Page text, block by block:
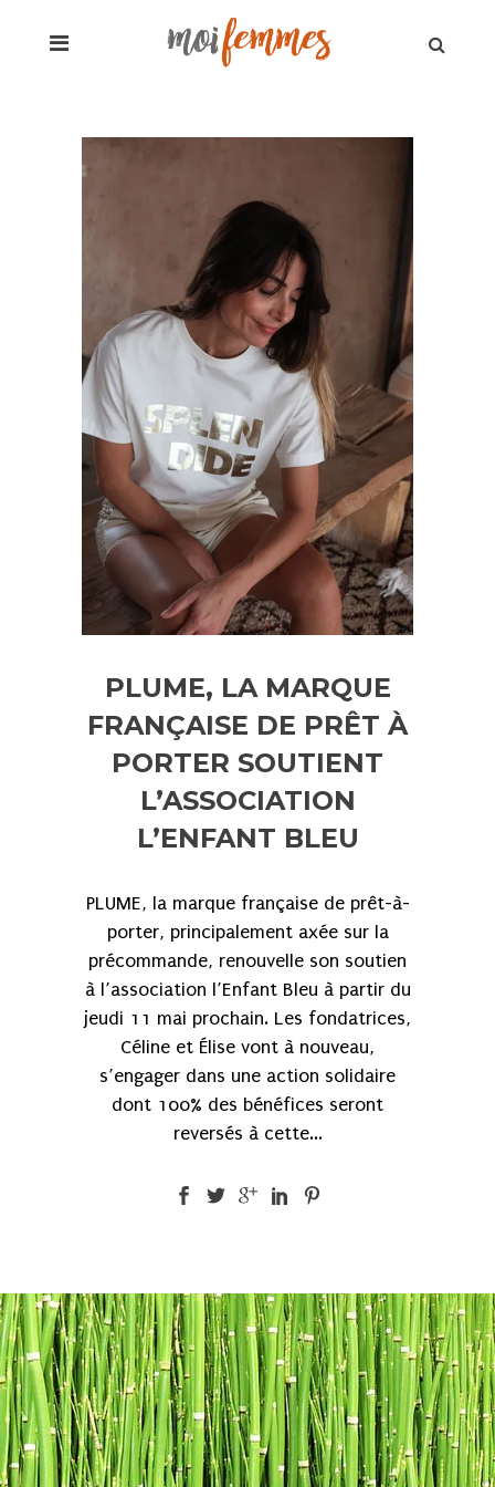
PLUME, LA MARQUE
FRANÇAISE DE PRÊT À
PORTER SOUTIENT
L’ASSOCIATION
L’ENFANT BLEU
PLUME, la marque française de prêt-à-
porter, principalement axée sur la
précommande, renouvelle son soutien
à l’association l’Enfant Bleu à partir du
jeudi 11 mai prochain. Les fondatrices,
Céline et Élise vont à nouveau,
s’engager dans une action solidaire
dont 100% des bénéfices seront
reversés à cette...